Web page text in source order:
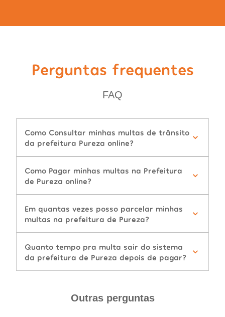
Perguntas frequentes
FAQ
Como Consultar minhas multas de trânsito
da prefeitura Pureza online?
Como Pagar minhas multas na Prefeitura
de Pureza online?
Em quantas vezes posso parcelar minhas
multas na prefeitura de Pureza?
Quanto tempo pra multa sair do sistema
da prefeitura de Pureza depois de pagar?
Outras perguntas